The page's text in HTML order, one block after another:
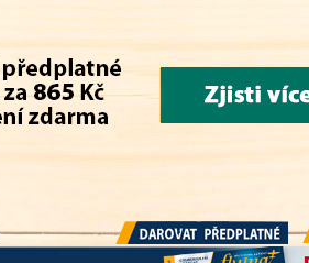
Darovat předplatné